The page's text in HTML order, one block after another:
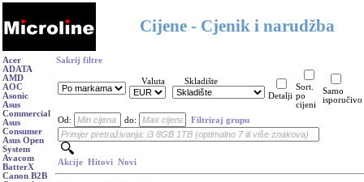
Cijene - Cjenik i narudžba
Acer
ADATA
AMD
AOC
Asonic
Asus
Commercial
Asus
Consumer
Asus Open
System
Avacom
BatterX
Canon B2B
Sakrij filtre
Valuta
Skladište
Detalji
Sort.
po
cijeni
Samo
isporučivo
Od: do: Filtriraj grupu
Akcije Hitovi Novi